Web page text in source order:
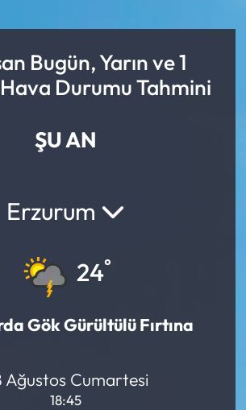
Bugün, Yarın ve 1
Durumu Tahmini
ŞU AN
Erzurum
24°
Gök Gürültülü Fırtına
Ağustos Cumartesi
18:45